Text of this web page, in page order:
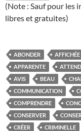
(Note : Sauf pour les
libres et gratuites)
ABONDER AFFICHÉE
APPARENTE
AVIS
BEAU
COMMUNICATION
COMPRENDRE
CONSERVER
CRÉER
CRIMINELLE